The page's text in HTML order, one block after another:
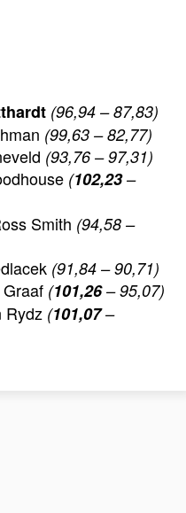
(96,94 – 87,83)
(99,63 – 82,77)
(93,76 – 97,31)
(102,23–
Smith (94,58 –
(91,84 – 90,71)
(101,26– 95,07)
Rydz (101,07–